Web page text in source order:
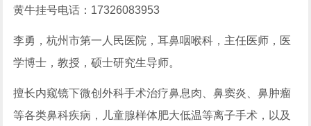
黄牛挂号电话：17326083953
李勇，杭州市第一人民医院，耳鼻咽喉科，主任医师，医
学博士，教授，硕士研究生导师。
擅长内窥镜下微创外科手术治疗鼻息肉、鼻窦炎、鼻肿瘤
等各类鼻科疾病，儿童腺样体肥大低温等离子手术，以及